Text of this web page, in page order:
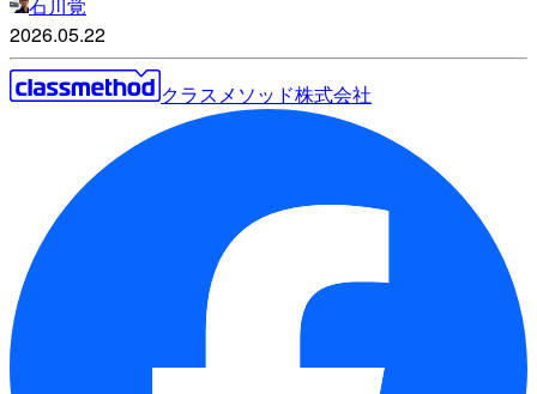
2026.05.22
クラスメソッド株式会社